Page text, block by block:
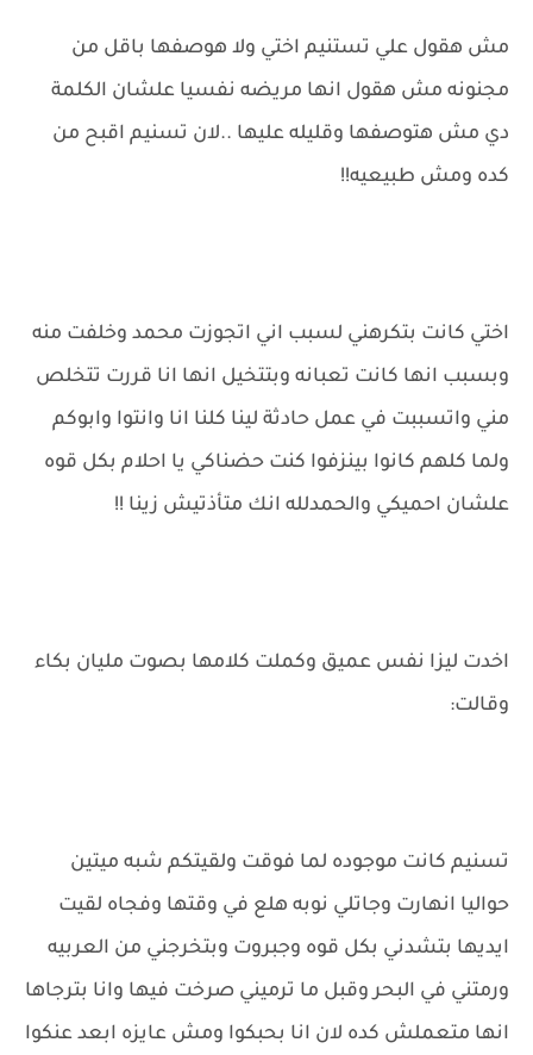
مش هقول علي تستنيم اختي ولا هوصفها باقل من
مجنونه مش هقول انها مريضه نفسيا علشان الكلمة
دي مش هتوصفها وقليله عليها ..لان تسنيم اقبح من
كده ومش طبيعيه!!
اختي كانت بتكرهني لسبب اني اتجوزت محمد وخلفت منه
وبسبب انها كانت تعبانه وبتتخيل انها انا قررت تتخلص
مني واتسببت في عمل حادثة لينا كلنا انا وانتوا وابوكم
ولما كلهم كانوا بينزفوا كنت حضناكي يا احلام بكل قوه
علشان احميكي والحمدلله انك متأذتيش زينا !!
اخدت ليزا نفس عميق وكملت كلامها بصوت مليان بكاء
وقالت:
تسنيم كانت موجوده لما فوقت ولقيتكم شبه ميتين
حواليا انهارت وجاتلي نوبه هلع في وقتها وفجاه لقيت
ايديها بتشدني بكل قوه وجبروت وبتخرجني من العربيه
ورمتني في البحر وقبل ما ترميني صرخت فيها وانا بترجاها
انها متعملش كده لان انا بحبكوا ومش عايزه ابعد عنكوا